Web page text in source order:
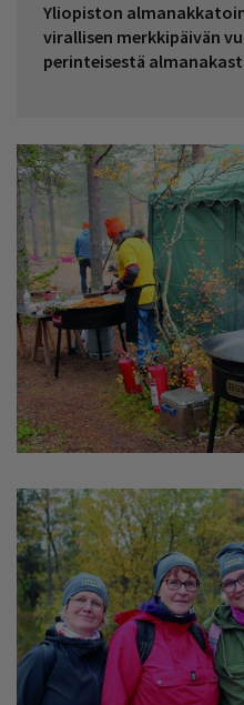
Yliopiston
virallisen merkkipäivän
perinteisestä